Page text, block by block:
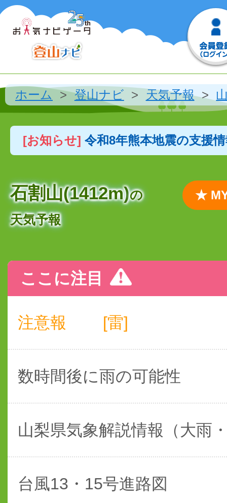
ホーム 登山ナビ 天気予報
[お知らせ] 令和8年熊本地震の支援
石割山(1412m)の
天気予報
★
ここに注目
注意報 [雷]
数時間後に雨の可能性
山梨県気象解説情報（大雨
台風13・15号進路図